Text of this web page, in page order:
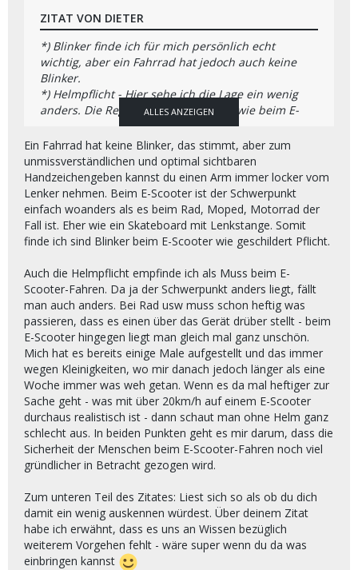
ZITAT VON DIETER
*) Blinker finde ich für mich persönlich echt
wichtig, aber ein Fahrrad hat jedoch auch keine
Blinker.
*) Helmpflicht - Hier sehe ich die Lage ein wenig
anders. Die Regeln hierzu sollten so wie beim E-
Fahrrad sein, also aus freiem Willen.
---------------------------------------------------------------------
---------------------------------------------------------------------
------------
Eine Optimierung der Fakten, Diskussionen und die
Erstellung eines Maßnahmenkataloges sollte nicht
vor der ganzen Öffentlichkeit erstellt werden und
sollte auch von juristischen Personen begleitet
So wie sich bei uns in Österreich eine „Radlobby.at“
mit total guten und wichtigen Input‘s gebildet hat,
sollte sich auch eine „AustrianScooterLobby“
bilden.
Ich würd dabei sein!
ALLES ANZEIGEN
Ein Fahrrad hat keine Blinker, das stimmt, aber zum
unmissverständlichen und optimal sichtbaren
Handzeichengeben kannst du einen Arm immer locker vom
Lenker nehmen. Beim E-Scooter ist der Schwerpunkt
einfach woanders als es beim Rad, Moped, Motorrad der
Fall ist. Eher wie ein Skateboard mit Lenkstange. Somit
finde ich sind Blinker beim E-Scooter wie geschildert Pflicht.
Auch die Helmpflicht empfinde ich als Muss beim E-
Scooter-Fahren. Da ja der Schwerpunkt anders liegt, fällt
man auch anders. Bei Rad usw muss schon heftig was
passieren, dass es einen über das Gerät drüber stellt - beim
E-Scooter hingegen liegt man gleich mal ganz unschön.
Mich hat es bereits einige Male aufgestellt und das immer
wegen Kleinigkeiten, wo mir danach jedoch länger als eine
Woche immer was weh getan. Wenn es da mal heftiger zur
Sache geht - was mit über 20km/h auf einem E-Scooter
durchaus realistisch ist - dann schaut man ohne Helm ganz
schlecht aus. In beiden Punkten geht es mir darum, dass die
Sicherheit der Menschen beim E-Scooter-Fahren noch viel
gründlicher in Betracht gezogen wird.
Zum unteren Teil des Zitates: Liest sich so als ob du dich
damit ein wenig auskennen würdest. Über deinem Zitat
habe ich erwähnt, dass es uns an Wissen bezüglich
weiterem Vorgehen fehlt - wäre super wenn du da was
einbringen kannst